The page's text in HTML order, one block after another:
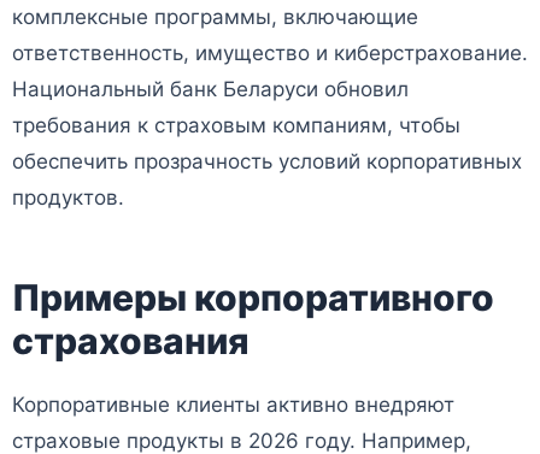
комплексные программы, включающие
ответственность, имущество и киберстрахование.
Национальный банк Беларуси обновил
требования к страховым компаниям, чтобы
обеспечить прозрачность условий корпоративных
продуктов.
Примеры корпоративного
страхования
Корпоративные клиенты активно внедряют
страховые продукты в 2026 году. Например,